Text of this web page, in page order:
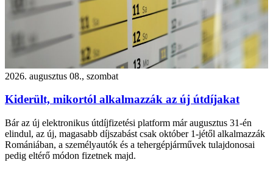
2026. augusztus 08., szombat
Kiderült, mikortól alkalmazzák az új útdíjakat
Bár az új elektronikus útdíjfizetési platform már augusztus 31-én
elindul, az új, magasabb díjszabást csak október 1-jétől alkalmazzák
Romániában, a személyautók és a tehergépjárművek tulajdonosai
pedig eltérő módon fizetnek majd.